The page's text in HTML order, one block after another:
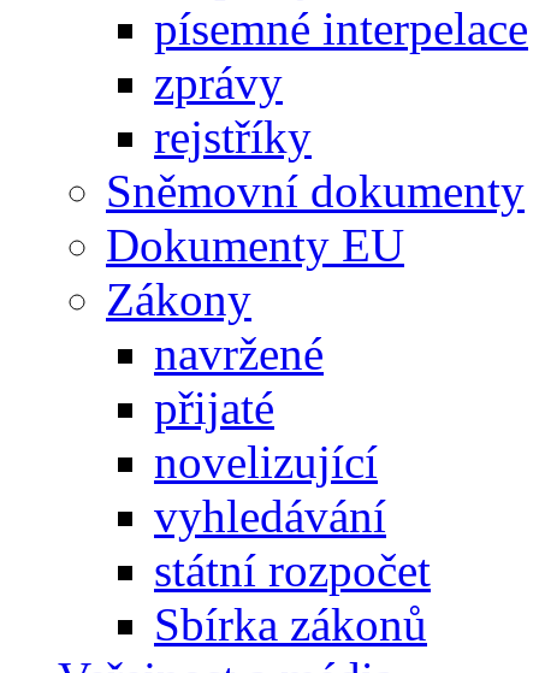
písemné interpelace
zprávy
rejstříky
Sněmovní dokumenty
Dokumenty EU
Zákony
navržené
přijaté
novelizující
vyhledávání
státní rozpočet
Sbírka zákonů